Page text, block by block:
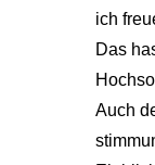
ich
Das
Auch